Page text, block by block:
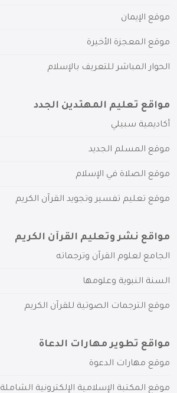
موقع الإيمان
موقع المعجزة الأخيرة
الحوار المباشر للتعريف بالإسلام
مواقع تعليم المهتدين الجدد
أكاديمية سبيلي
موقع المسلم الجديد
موقع الصلاة في الإسلام
موقع تعليم تفسير وتجويد القرآن الكريم
مواقع نشر وتعليم القرآن الكريم
الجامع لعلوم القرآن وترجماته
السنة النبوية وعلومها
موقع الترجمات الصوتية للقرآن الكريم
مواقع تطوير مهارات الدعاة
موقع مهارات الدعوة
موقع المكتبة الإسلامية الإلكترونية الشاملة